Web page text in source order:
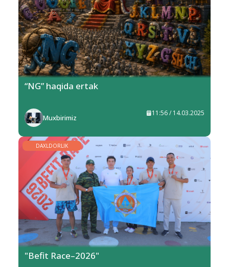
“NG” haqida ertak
Muxbirimiz
11:56 / 14.03.2025
DAXLDORLIK
"Befit Race–2026"